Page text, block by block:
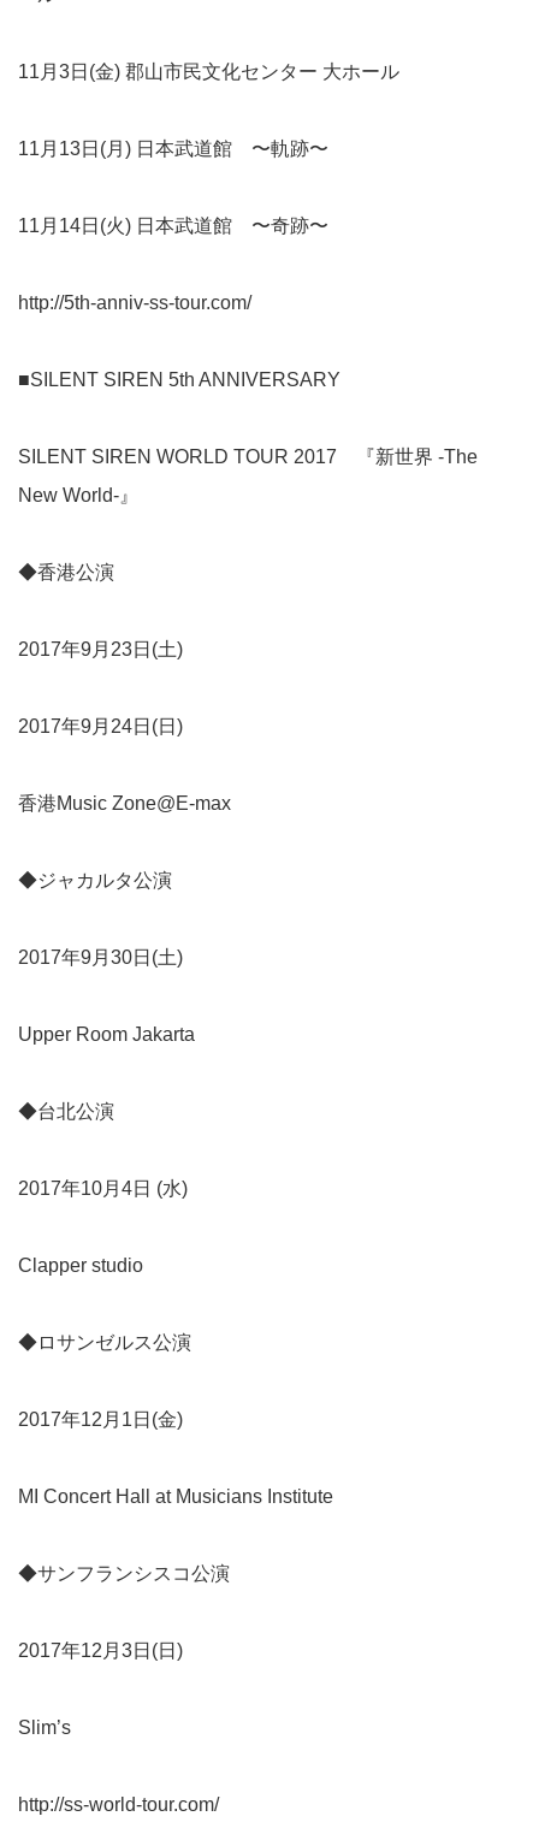
11月3日(金) 郡山市民文化センター 大ホール
11月13日(月) 日本武道館 〜軌跡〜
11月14日(火) 日本武道館 〜奇跡〜
http://5th-anniv-ss-tour.com/
■SILENT SIREN 5th ANNIVERSARY
SILENT SIREN WORLD TOUR 2017 『新世界 -The
New World-』
◆香港公演
2017年9月23日(土)
2017年9月24日(日)
香港Music Zone@E-max
◆ジャカルタ公演
2017年9月30日(土)
Upper Room Jakarta
◆台北公演
2017年10月4⽇ (⽔)
Clapper studio
◆ロサンゼルス公演
2017年12月1日(金)
MI Concert Hall at Musicians Institute
◆サンフランシスコ公演
2017年12月3日(日)
Slim’s
http://ss-world-tour.com/